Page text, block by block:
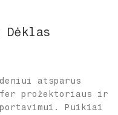
Dėklas
atsparus
prožektoriaus ir
Puikiai